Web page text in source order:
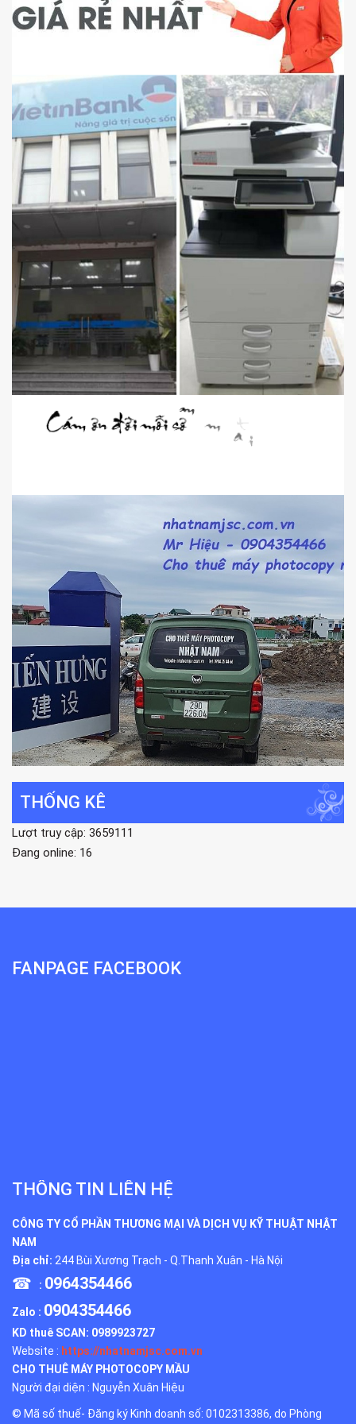
THỐNG KÊ
Lượt truy cập: 3659111
Đang online: 16
FANPAGE FACEBOOK
THÔNG TIN LIÊN HỆ
CÔNG TY CỔ PHẦN THƯƠNG MẠI VÀ DỊCH VỤ KỸ THUẬT NHẬT
NAM
Địa chỉ: 244 Bùi Xương Trạch - Q.Thanh Xuân - Hà Nội
☎ : 0964354466
Zalo : 0904354466
KD thuê SCAN: 0989923727
Website : https://nhatnamjsc.com.vn
CHO THUÊ MÁY PHOTOCOPY MẦU
Người đại diện : Nguyễn Xuân Hiệu
© Mã số thuế- Đăng ký Kinh doanh số: 0102313386, do Phòng